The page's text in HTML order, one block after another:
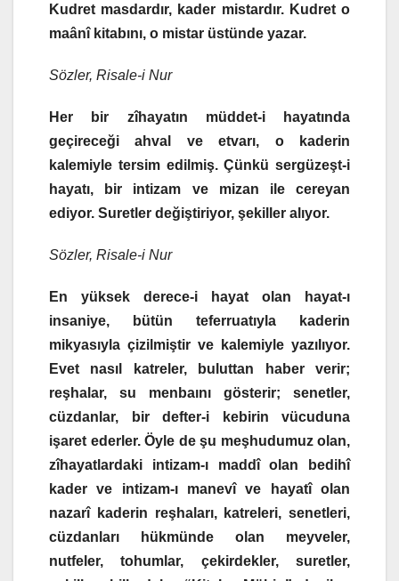
Kudret masdardır, kader mistardır. Kudret o
maânî kitabını, o mistar üstünde yazar.
Sözler, Risale-i Nur
Her bir zîhayatın müddet-i hayatında
geçireceği ahval ve etvarı, o kaderin
kalemiyle tersim edilmiş. Çünkü sergüzeşt-i
hayatı, bir intizam ve mizan ile cereyan
ediyor. Suretler değiştiriyor, şekiller alıyor.
Sözler, Risale-i Nur
En yüksek derece-i hayat olan hayat-ı
insaniye, bütün teferruatıyla kaderin
mikyasıyla çizilmiştir ve kalemiyle yazılıyor.
Evet nasıl katreler, buluttan haber verir;
reşhalar, su menbaını gösterir; senetler,
cüzdanlar, bir defter-i kebirin vücuduna
işaret ederler. Öyle de şu meşhudumuz olan,
zîhayatlardaki intizam-ı maddî olan bedihî
kader ve intizam-ı manevî ve hayatî olan
nazarî kaderin reşhaları, katreleri, senetleri,
cüzdanları hükmünde olan meyveler,
nutfeler, tohumlar, çekirdekler, suretler,